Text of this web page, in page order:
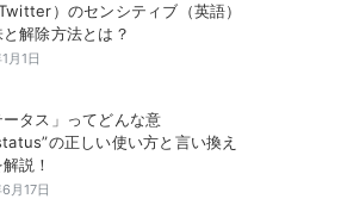
）のセンシティブ（英語）
解除方法とは？
月1日
ータス」ってどんな意
の正しい使い方と言い換え
説！
月17日